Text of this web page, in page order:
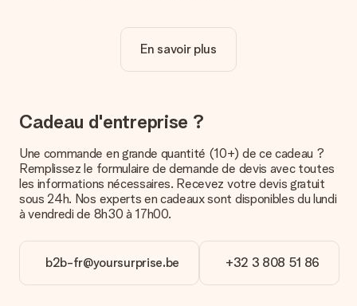
unique pour ajouter une touche finale à votre cadeau.
La personnalisation est-elle comprise dans le prix ?
Comment savoir si ma photo est de qualité suffisante ?
ton cadeau. C'est pourquoi il est important d'utiliser des
photos de haute qualité. Si tu n'es pas sûr de la qualité de ton
image, contacte notre équipe du service clientèle et joins ta
photo au cadeau que tu souhaites commander. Ils pourront
alors vérifier la qualité pour toi !
Quels formats dois-je utiliser pour le téléchargement ?
Vous pouvez utiliser les formats JPG et PNG et les
télécharger dans notre éditeur de cadeau. Si ces termes vous
En savoir plus
Cadeau d'entreprise ?
Une commande en grande quantité (10+) de ce cadeau ?
Remplissez le formulaire de demande de devis avec toutes
les informations nécessaires. Recevez votre devis gratuit
sous 24h. Nos experts en cadeaux sont disponibles du lundi
à vendredi de 8h30 à 17h00.
b2b-fr@yoursurprise.be +32 3 808 51 86